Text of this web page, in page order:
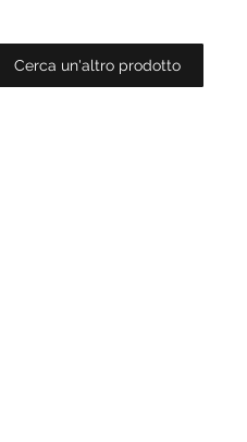
Cerca un'altro prodotto